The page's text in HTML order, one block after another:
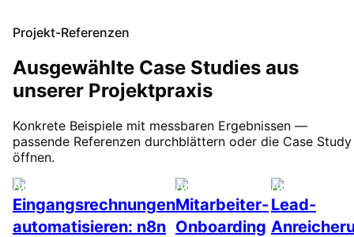
Projekt-Referenzen
Ausgewählte Case Studies aus
unserer Projektpraxis
Konkrete Beispiele mit messbaren Ergebnissen —
passende Referenzen durchblättern oder die Case Study
öffnen.
Automatisierung
Eingangsrechnungen
automatisieren: n8n
Automatisierung
Mitarbeiter-
Onboarding
Lead-